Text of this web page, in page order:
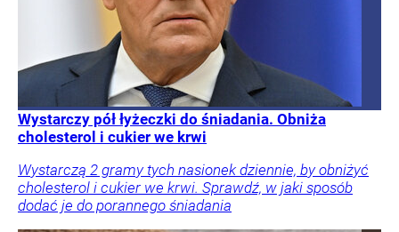
Wystarczy pół łyżeczki do śniadania. Obniża
cholesterol i cukier we krwi
Wystarczą 2 gramy tych nasionek dziennie, by obniżyć
cholesterol i cukier we krwi. Sprawdź, w jaki sposób
dodać je do porannego śniadania